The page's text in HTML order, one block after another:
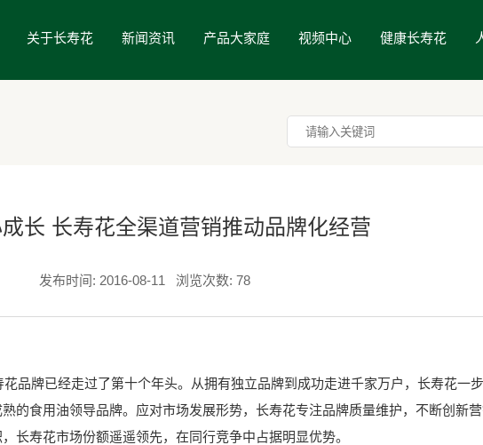
关于长寿花 新闻资讯 产品大家庭 视频中心 健康长寿花
长 长寿花全渠道营销推动品牌化经营
发布时间: 2016-08-11 浏览次数: 78
牌已经走过了第十个年头。从拥有独立品牌到成功走进千家万户，长寿花一
的食用油领导品牌。应对市场发展形势，长寿花专注品牌质量维护，不断创新
长寿花市场份额遥遥领先，在同行竞争中占据明显优势。